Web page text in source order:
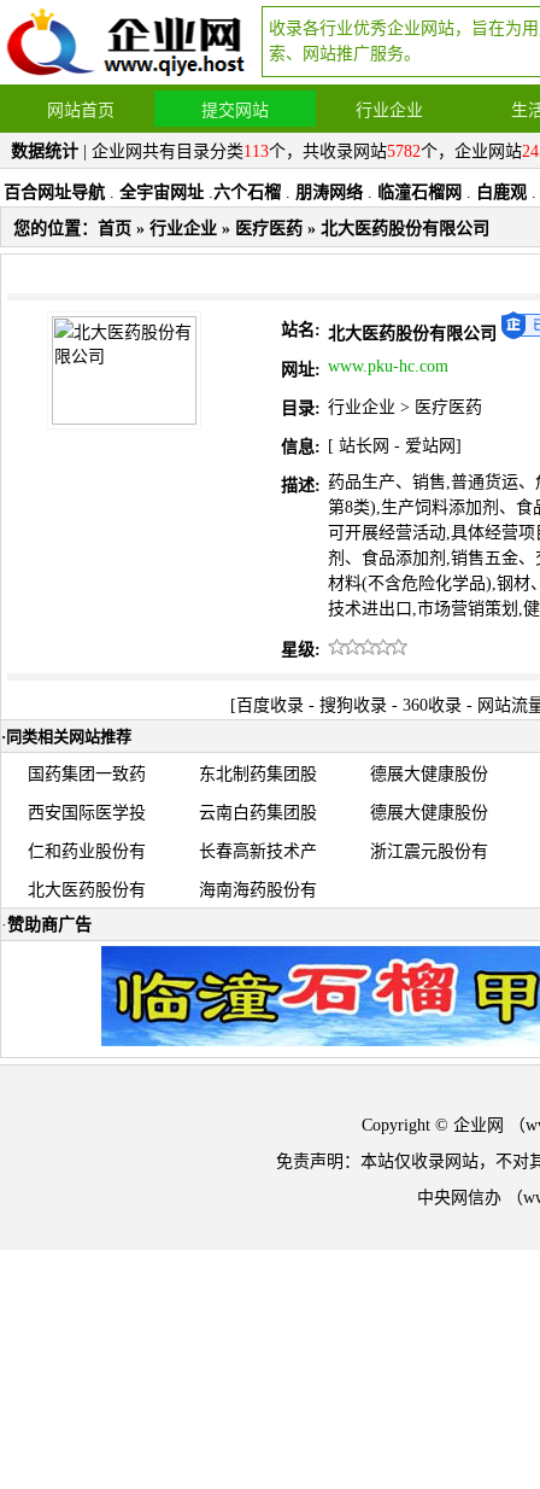
收录各行业优秀企业网站，旨在为
索、网站推广服务。
网站首页 提交网站 行业企业 生
数据统计 | 企业网共有目录分类113个，共收录网站5782个，企业网站
百合网址导航 . 全宇宙网址 .六个石榴 . 朋涛网络 . 临潼石榴网 . 白鹿观 .
您的位置： 首页 » 行业企业 » 医疗医药 » 北大医药股份有限公司
站名: 北大医药股份有限公司
网址: www.pku-hc.com
目录: 行业企业 > 医疗医药
信息: [ 站长网 - 爱站网 ]
描述: 药品生产、销售,普通货运
第8类),生产饲料添加剂、
可开展经营活动,具体经营
剂、食品添加剂,销售五金
材料(不含危险化学品),钢材
技术进出口,市场营销策划,
星级:
[ 百度收录 - 搜狗收录 - 360收录 - 网站流
· 同类相关网站推荐
国药集团一致药 东北制药集团股 德展大健康股份
西安国际医学投 云南白药集团股 德展大健康股份
仁和药业股份有 长春高新技术产 浙江震元股份有
北大医药股份有
海南海药股份有
·赞助商广告
Copyright © 企业网 （
免责声明：本站仅收录网站，不对
中央网信办 （